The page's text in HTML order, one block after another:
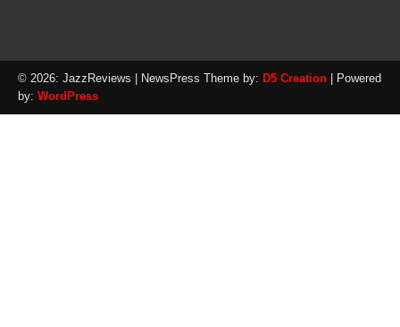
© 2026: JazzReviews | NewsPress Theme by: D5 Creation | Powered
by: WordPress